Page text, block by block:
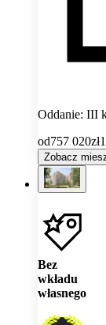
Oddanie: III
od757 020zł
Zobacz
Bez
wkładu
własnego